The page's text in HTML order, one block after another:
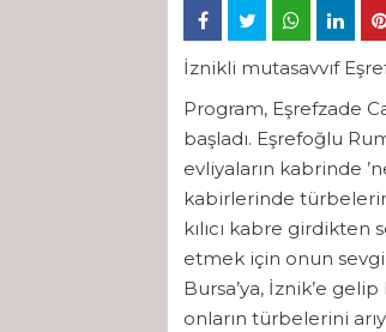
İznikli mutasavvıf
Program, Eşrefzade
başladı. Eşrefoğlu
evliyaların kabrinde
kabirlerinde
kılıcı kabre girdikten
etmek için onun
Bursa’ya, İznik’e
onların türbelerini